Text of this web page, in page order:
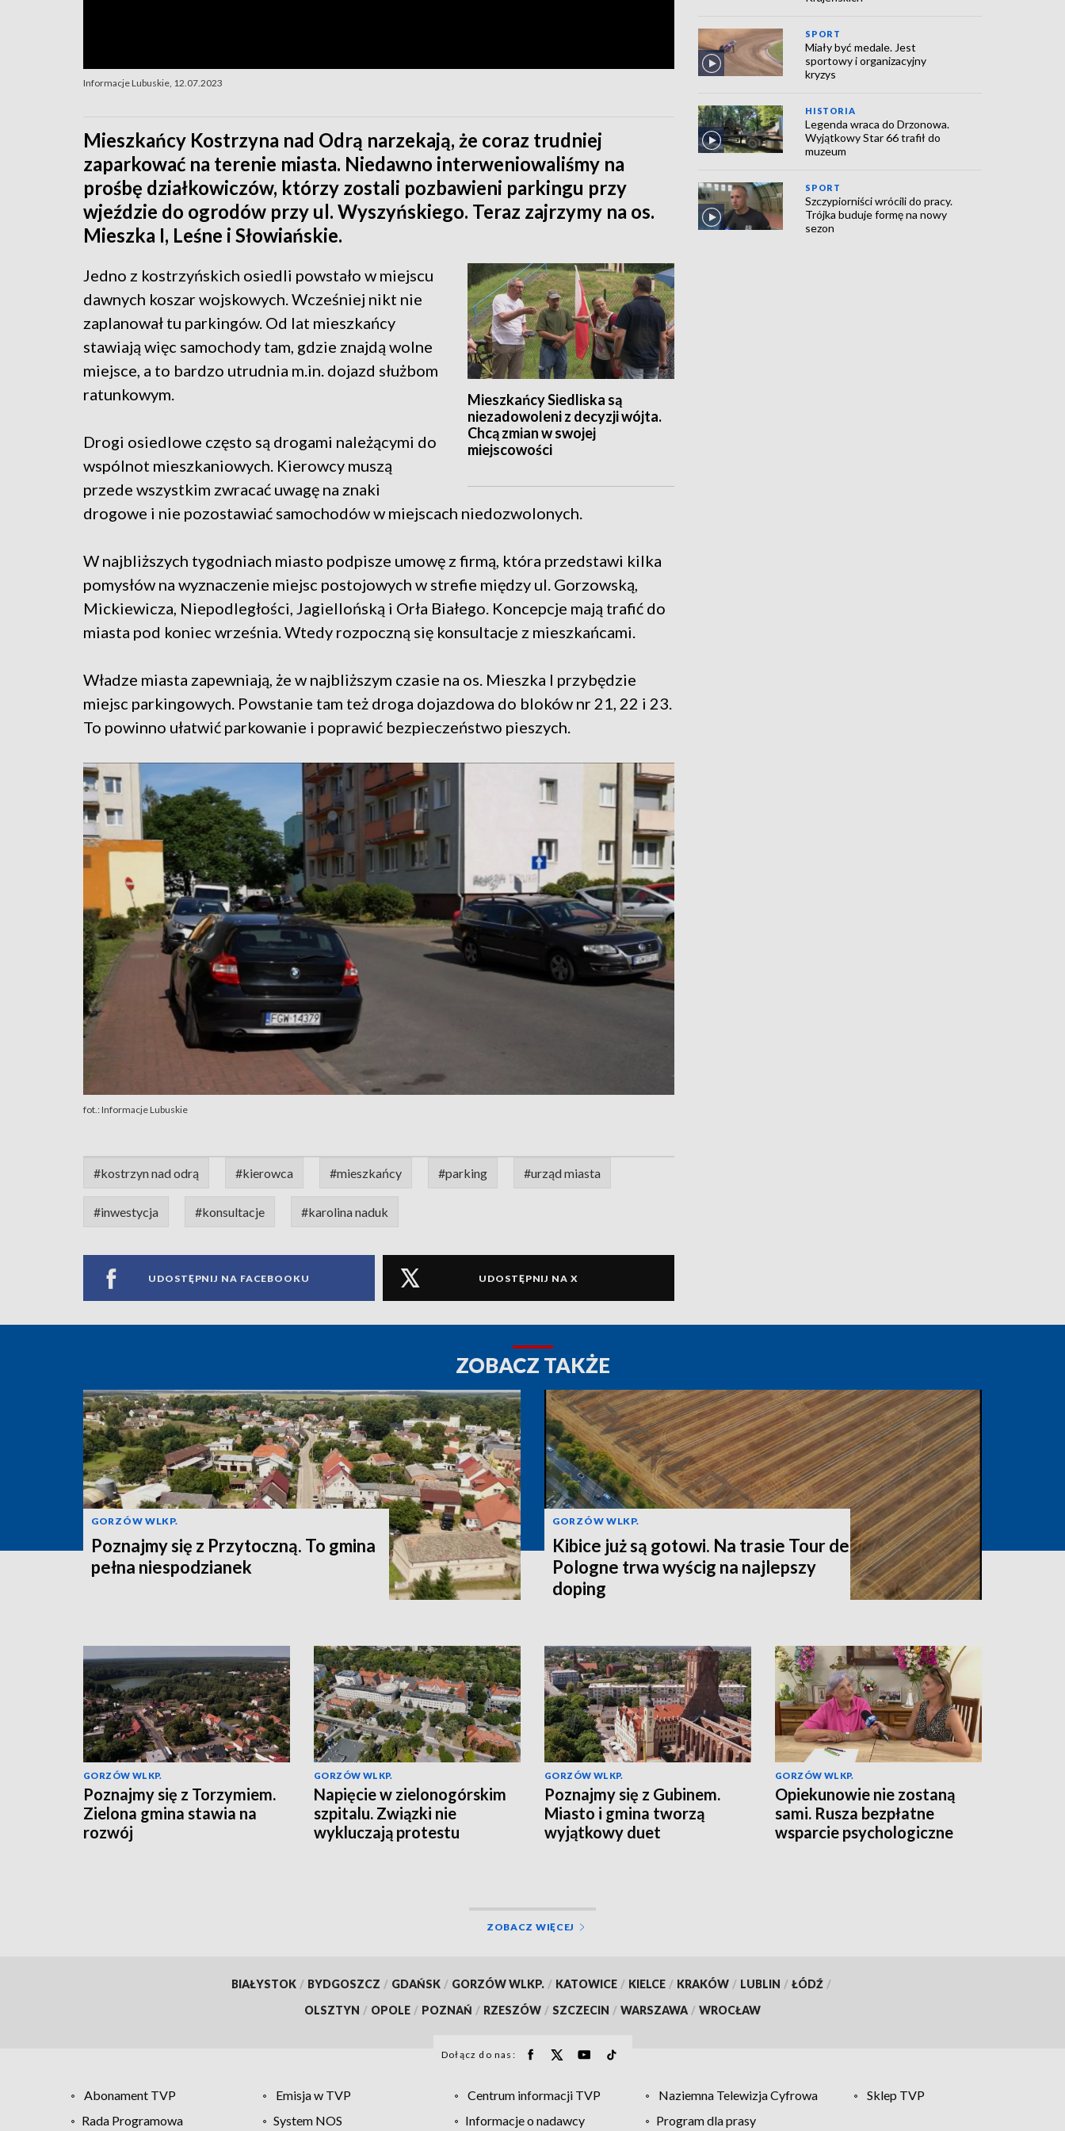
Informacje Lubuskie, 12.07.2023
Mieszkańcy Kostrzyna nad Odrą narzekają, że coraz trudniej
zaparkować na terenie miasta. Niedawno interweniowaliśmy na
prośbę działkowiczów, którzy zostali pozbawieni parkingu przy
wjeździe do ogrodów przy ul. Wyszyńskiego. Teraz zajrzymy na os.
Mieszka I, Leśne i Słowiańskie.
Mieszkańcy Siedliska są
niezadowoleni z decyzji wójta.
Chcą zmian w swojej
miejscowości
Jedno z kostrzyńskich osiedli powstało w miejscu
dawnych koszar wojskowych. Wcześniej nikt nie
zaplanował tu parkingów. Od lat mieszkańcy
stawiają więc samochody tam, gdzie znajdą wolne
miejsce, a to bardzo utrudnia m.in. dojazd służbom
ratunkowym.
Drogi osiedlowe często są drogami należącymi do
wspólnot mieszkaniowych. Kierowcy muszą
przede wszystkim zwracać uwagę na znaki
drogowe i nie pozostawiać samochodów w miejscach niedozwolonych.
W najbliższych tygodniach miasto podpisze umowę z firmą, która przedstawi kilka
pomysłów na wyznaczenie miejsc postojowych w strefie między ul. Gorzowską,
Mickiewicza, Niepodległości, Jagiellońską i Orła Białego. Koncepcje mają trafić do
miasta pod koniec września. Wtedy rozpoczną się konsultacje z mieszkańcami.
Władze miasta zapewniają, że w najbliższym czasie na os. Mieszka I przybędzie
miejsc parkingowych. Powstanie tam też droga dojazdowa do bloków nr 21, 22 i 23.
To powinno ułatwić parkowanie i poprawić bezpieczeństwo pieszych.
fot.: Informacje Lubuskie
#kostrzyn nad odrą #kierowca #mieszkańcy #parking #urząd miasta
#inwestycja #konsultacje #karolina naduk
UDOSTĘPNIJ NA FACEBOOKU UDOSTĘPNIJ NA X
SPORT
Miały być medale. Jest
sportowy i organizacyjny
kryzys
HISTORIA
Legenda wraca do Drzonowa.
Wyjątkowy Star 66 trafił do
muzeum
SPORT
Szczypiorniści wrócili do pracy.
Trójka buduje formę na nowy
sezon
ZOBACZ TAKŻE
GORZÓW WLKP.
Poznajmy się z Przytoczną. To gmina
pełna niespodzianek
GORZÓW WLKP.
Kibice już są gotowi. Na trasie Tour de
Pologne trwa wyścig na najlepszy
doping
GORZÓW WLKP.
Poznajmy się z Torzymiem.
Zielona gmina stawia na
rozwój
GORZÓW WLKP.
Napięcie w zielonogórskim
szpitalu. Związki nie
wykluczają protestu
GORZÓW WLKP.
Poznajmy się z Gubinem.
Miasto i gmina tworzą
wyjątkowy duet
GORZÓW WLKP.
Opiekunowie nie zostaną
sami. Rusza bezpłatne
wsparcie psychologiczne
ZOBACZ WIĘCEJ
BIAŁYSTOK / BYDGOSZCZ / GDAŃSK / GORZÓW WLKP. / KATOWICE / KIELCE / KRAKÓW / LUBLIN / ŁÓDŹ /
OLSZTYN / OPOLE / POZNAŃ / RZESZÓW / SZCZECIN / WARSZAWA / WROCŁAW
Dołącz do nas:
Abonament TVP Emisja w TVP Centrum informacji TVP Naziemna Telewizja Cyfrowa
Sklep TVP
Rada Programowa
System NOS Informacje o nadawcy Program dla prasy